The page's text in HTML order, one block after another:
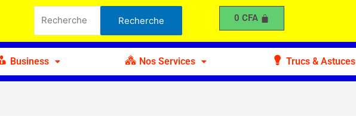
pour :
Recherche 0 CFA
Business Nos Services Trucs & Astuces
Circulaire